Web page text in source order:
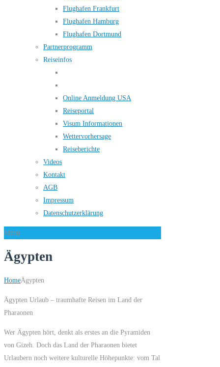
Flughafen Frankfurt
Flughafen Hamburg
Flughafen Dortmund
Partnerprogramm
Reiseinfos
Online Anmeldung USA
Reiseportal
Visum Informationen
Wettervorhersage
Reiseberichte
Videos
Kontakt
AGB
Impressum
Datenschutzerklärung
Menu
Ägypten
HomeÄgypten
Ägypten Urlaub – traumhafte Reisen im Land der
Pharaonen
Wer Ägypten hört, denkt als erstes an die Pyramiden
von Gizeh. Doch das Land der Pharaonen bietet
Urlaubern noch weitere kulturelle Höhepunkte: vom Tal